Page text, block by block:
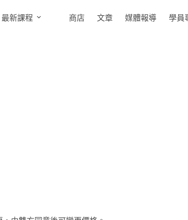
最新課程 商店 文章 媒體報導 學員